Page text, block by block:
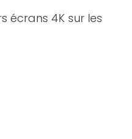
écrans 4K sur les